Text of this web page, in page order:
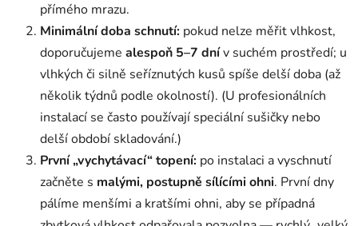
přímého mrazu.
Minimální doba schnutí: pokud nelze měřit vlhkost,
doporučujeme alespoň 5–7 dnív suchém prostředí; u
vlhkých či silně seříznutých kusů spíše delší doba (až
několik týdnů podle okolností). (U profesionálních
instalací se často používají speciální sušičky nebo
delší období skladování.)
První „vychytávací“ topení: po instalaci a vyschnutí
začněte s malými, postupně sílícími ohni. První dny
pálíme menšími a kratšími ohni, aby se případná